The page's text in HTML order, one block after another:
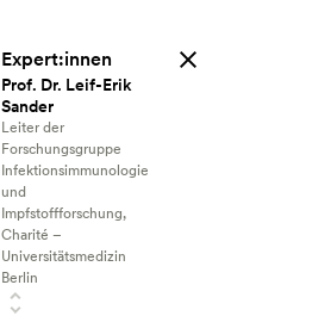
Expert:innen
Prof. Dr. Leif-Erik
Sander
Leiter der
Forschungsgruppe
Infektionsimmunologie
und
Impfstoffforschung,
Charité –
Universitätsmedizin
Berlin